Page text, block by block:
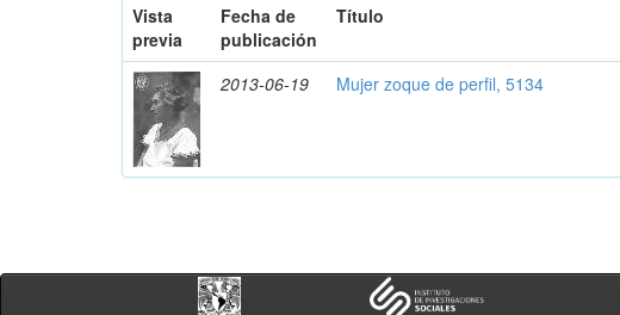
Vista
previa
Fecha de
publicación
Título
2013-06-19 Mujer zoque de perfil, 5134